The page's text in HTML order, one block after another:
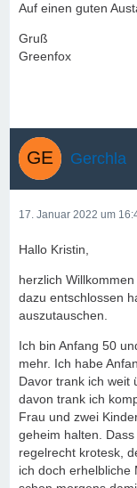
Auf einen guten
Gruß
Greenfox
Gerchla
17. Januar 2022 um
Hallo Kristin,
herzlich
dazu entschlossen
auszutauschen.
Ich bin Anfang 50
mehr. Ich habe
Davor trank ich weit
davon trank ich
Frau und zwei
geheim halten.
regelrecht krotesk,
ich doch erhelbliche